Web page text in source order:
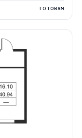
готовая